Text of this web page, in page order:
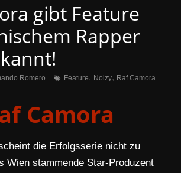
gibt Feature
Rapper
Romero Feature, Noizy, Raf Camora
Camora
die Erfolgsserie nicht zu
Wien stammende Star-Produzent